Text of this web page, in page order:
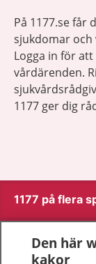
På 1177.se får
sjukdomar och
Logga in för
vårdärenden.
1177 ger dig
1177 på flera
Om 1177
Den här
kakor